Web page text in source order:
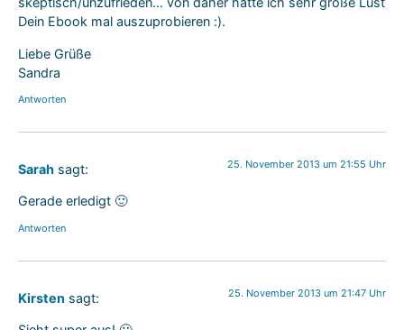
Dein Ebook mal auszuprobieren :).
Liebe Grüße
Sandra
Antworten
Sarah sagt: 25. November 2013 um 21:55 Uhr
Gerade erledigt 🙂
Antworten
Kirsten sagt: 25. November 2013 um 21:47 Uhr